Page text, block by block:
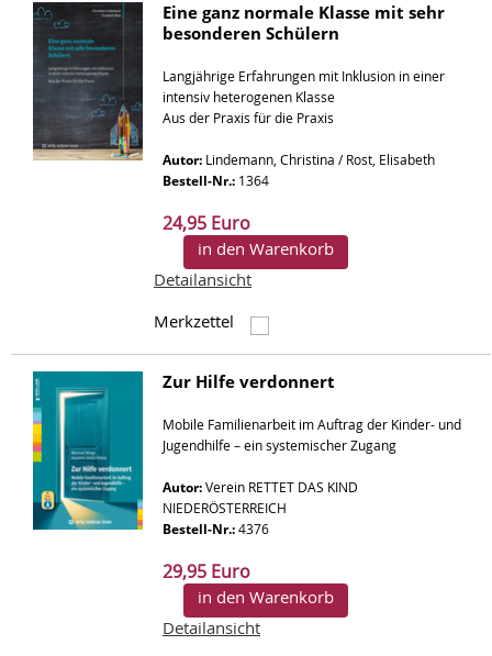
Eine ganz normale Klasse mit sehr
besonderen Schülern
Langjährige Erfahrungen mit Inklusion in einer
intensiv heterogenen Klasse
Aus der Praxis für die Praxis
Autor: Lindemann, Christina / Rost, Elisabeth
Bestell-Nr.: 1364
24,95 Euro
in den Warenkorb
Detailansicht
Merkzettel
Zur Hilfe verdonnert
Mobile Familienarbeit im Auftrag der Kinder- und
Jugendhilfe – ein systemischer Zugang
Autor: Verein RETTET DAS KIND
NIEDERÖSTERREICH
Bestell-Nr.: 4376
29,95 Euro
in den Warenkorb
Detailansicht